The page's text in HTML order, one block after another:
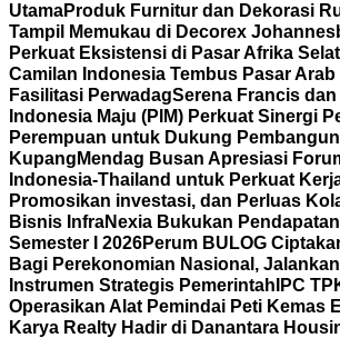
UtamaProduk Furnitur dan Dekorasi
Tampil Memukau di Decorex
Perkuat Eksistensi di Pasar Afrika
Camilan Indonesia Tembus Pasar Arab
Fasilitasi PerwadagSerena Francis
Indonesia Maju (PIM) Perkuat Sinergi
Perempuan untuk Dukung
Kupang Mendag Busan Apresiasi
Indonesia-Thailand untuk Perkuat
Promosikan investasi, dan Perluas
Bisnis InfraNexia Bukukan
Semester I 2026Perum BULOG
Bagi Perekonomian Nasional,
Instrumen Strategis Pemerintah IPC
Operasikan Alat Pemindai Peti Kemas
Karya Realty Hadir di Danantara